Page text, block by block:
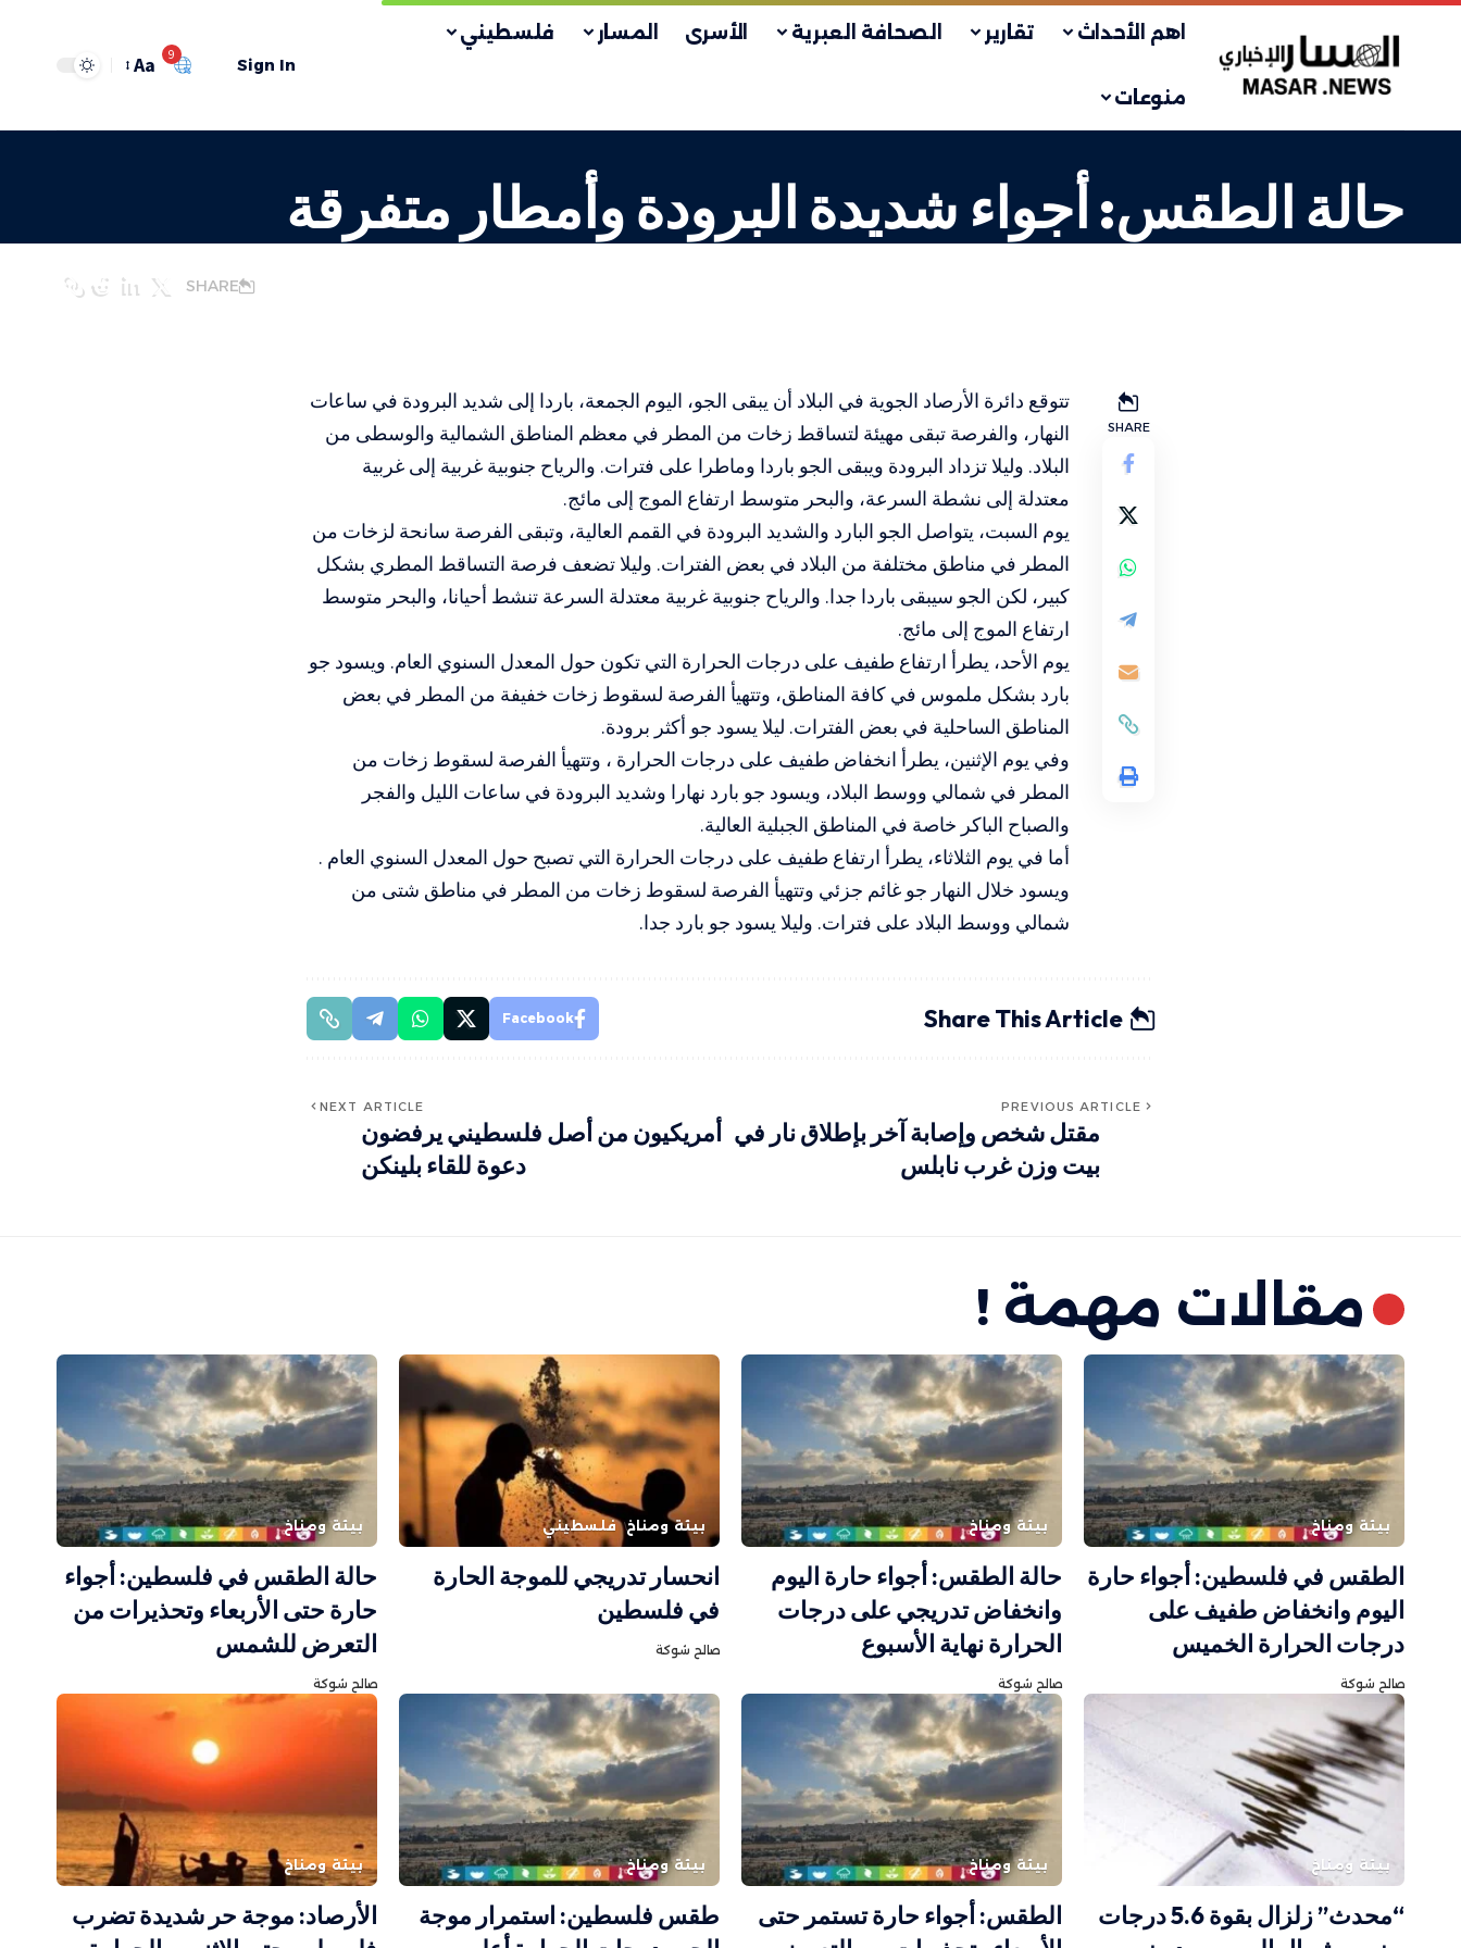
اهم الأحداث تقارير الصحافة العبرية الأسرى المسار فلسطيني
منوعات
Sign In
9
Aa
حالة الطقس: أجواء شديدة البرودة وأمطار متفرقة
SHARE
SHARE
تتوقع دائرة الأرصاد الجوية في البلاد أن يبقى الجو، اليوم الجمعة، باردا إلى شديد البرودة في ساعات
النهار، والفرصة تبقى مهيئة لتساقط زخات من المطر في معظم المناطق الشمالية والوسطى من
البلاد. وليلا تزداد البرودة ويبقى الجو باردا وماطرا على فترات. والرياح جنوبية غربية إلى غربية
معتدلة إلى نشطة السرعة، والبحر متوسط ارتفاع الموج إلى مائج.
يوم السبت، يتواصل الجو البارد والشديد البرودة في القمم العالية، وتبقى الفرصة سانحة لزخات من
المطر في مناطق مختلفة من البلاد في بعض الفترات. وليلا تضعف فرصة التساقط المطري بشكل
كبير، لكن الجو سيبقى باردا جدا. والرياح جنوبية غربية معتدلة السرعة تنشط أحيانا، والبحر متوسط
ارتفاع الموج إلى مائج.
يوم الأحد، يطرأ ارتفاع طفيف على درجات الحرارة التي تكون حول المعدل السنوي العام. ويسود جو
بارد بشكل ملموس في كافة المناطق، وتتهيأ الفرصة لسقوط زخات خفيفة من المطر في بعض
المناطق الساحلية في بعض الفترات. ليلا يسود جو أكثر برودة.
وفي يوم الإثنين، يطرأ انخفاض طفيف على درجات الحرارة ، وتتهيأ الفرصة لسقوط زخات من
المطر في شمالي ووسط البلاد، ويسود جو بارد نهارا وشديد البرودة في ساعات الليل والفجر
والصباح الباكر خاصة في المناطق الجبلية العالية.
أما في يوم الثلاثاء، يطرأ ارتفاع طفيف على درجات الحرارة التي تصبح حول المعدل السنوي العام .
ويسود خلال النهار جو غائم جزئي وتتهيأ الفرصة لسقوط زخات من المطر في مناطق شتى من
شمالي ووسط البلاد على فترات. وليلا يسود جو بارد جدا.
Share This Article
Facebook
PREVIOUS ARTICLE
مقتل شخص وإصابة آخر بإطلاق نار في
بيت وزن غرب نابلس
NEXT ARTICLE
أمريكيون من أصل فلسطيني يرفضون
دعوة للقاء بلينكن
مقالات مهمة !
بيئة ومناخ
الطقس في فلسطين: أجواء حارة
اليوم وانخفاض طفيف على
درجات الحرارة الخميس
صالح شوكة
بيئة ومناخ
حالة الطقس: أجواء حارة اليوم
وانخفاض تدريجي على درجات
الحرارة نهاية الأسبوع
صالح شوكة
بيئة ومناخ فلسطيني
انحسار تدريجي للموجة الحارة
في فلسطين
صالح شوكة
بيئة ومناخ
حالة الطقس في فلسطين: أجواء
حارة حتى الأربعاء وتحذيرات من
التعرض للشمس
صالح شوكة
بيئة ومناخ
“محدث” زلزال بقوة 5.6 درجات
بيئة ومناخ
الطقس: أجواء حارة تستمر حتى
بيئة ومناخ
طقس فلسطين: استمرار موجة
بيئة ومناخ
الأرصاد: موجة حر شديدة تضرب